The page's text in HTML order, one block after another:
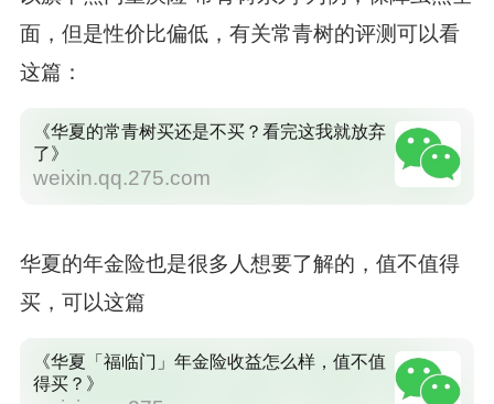
面，但是性价比偏低，有关常青树的评测可以看
这篇：
《华夏的常青树买还是不买？看完这我就放弃
了》
weixin.qq.275.com
华夏的年金险也是很多人想要了解的，值不值得
买，可以这篇
《华夏「福临门」年金险收益怎么样，值不值
得买？》